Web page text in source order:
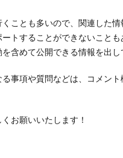
ことも多いので、関連した情
トすることができないことも
含めて公開できる情報を出し
事項や質問などは、コメン
お願いいたします！